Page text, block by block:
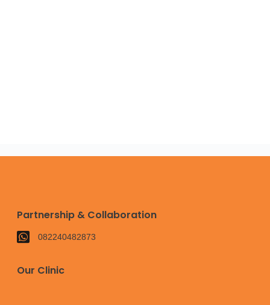
Partnership & Collaboration
082240482873
Our Clinic